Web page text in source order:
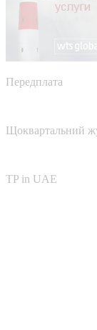
Передплата
Щоквартальний
TP in UAE